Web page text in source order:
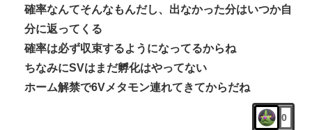
確率なんてそんなもんだし、出なかった分はいつか自
分に返ってくる
確率は必ず収束するようになってるからね
ちなみにSVはまだ孵化はやってない
ホーム解禁で6Vメタモン連れてきてからだね
0